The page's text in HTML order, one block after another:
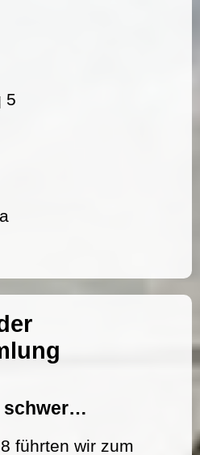
5
schwer…
führten wir zum